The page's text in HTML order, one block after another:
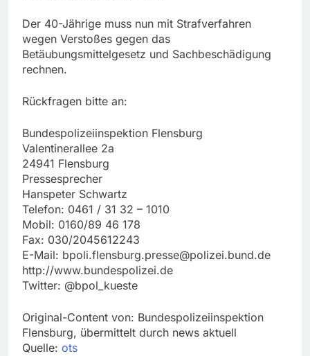
Der 40-Jährige muss nun mit Strafverfahren
wegen Verstoßes gegen das
Betäubungsmittelgesetz und Sachbeschädigung
rechnen.
Rückfragen bitte an:
Bundespolizeiinspektion Flensburg
Valentinerallee 2a
24941 Flensburg
Pressesprecher
Hanspeter Schwartz
Telefon: 0461 / 31 32 – 1010
Mobil: 0160/89 46 178
Fax: 030/2045612243
E-Mail: bpoli.flensburg.presse@polizei.bund.de
http://www.bundespolizei.de
Twitter: @bpol_kueste
Original-Content von: Bundespolizeiinspektion
Flensburg, übermittelt durch news aktuell
Quelle: ots